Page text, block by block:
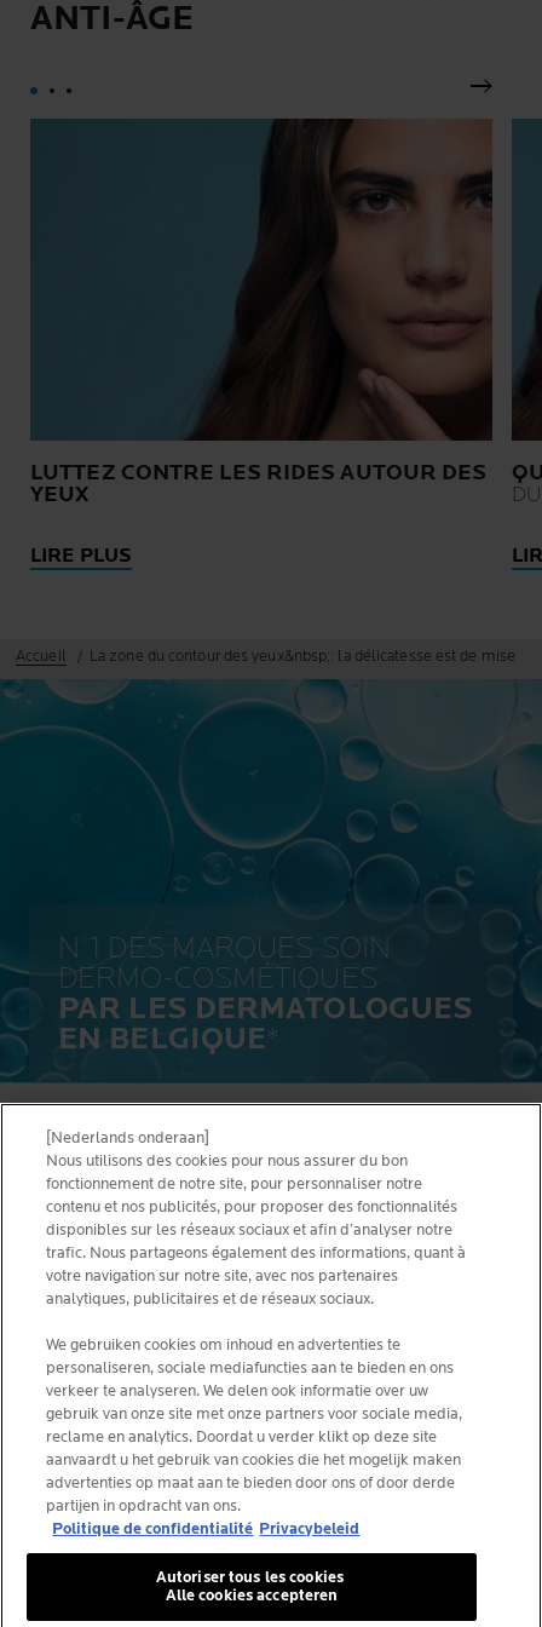
traitements contre le cancer.
ANTI-ÂGE
LUTTEZ CONTRE LES RIDES AUTOUR DES
YEUX
LIRE PLUS
Accueil La zone du contour des yeux&nbsp;: la délicatesse est de mise
N°1 DES MARQUES SOIN
DERMO-COSMÉTIQUES
PAR LES DERMATOLOGUES
EN BELGIQUE*
CONDITIONS D’UTILISATION
NOUS CONTACTER
PRIVACY POLICY
SITEMAP
COOKIES POLICY
NEWSLETTER
FOUNDATION LA ROCHE-POSAY
CHOISIS TON PAYS
La Roche-Posay Laboratoire Dermatologique CAI
86270 La Roche-Posay France
consumercareNL@loreal.com
*IQVIA NPA, dermo-cosmétiques, canal pharmacie
Belgique, volume de produits prescrits par les
dermatologues. YTD 08/2025, Belgique
[Nederlands onderaan]
Nous utilisons des cookies pour nous assurer du bon
fonctionnement de notre site, pour personnaliser notre
contenu et nos publicités, pour proposer des fonctionnalités
disponibles sur les réseaux sociaux et afin d’analyser notre
trafic. Nous partageons également des informations, quant à
votre navigation sur notre site, avec nos partenaires
analytiques, publicitaires et de réseaux sociaux.
We gebruiken cookies om inhoud en advertenties te
personaliseren, sociale mediafuncties aan te bieden en ons
verkeer te analyseren. We delen ook informatie over uw
gebruik van onze site met onze partners voor sociale media,
reclame en analytics. Doordat u verder klikt op deze site
aanvaardt u het gebruik van cookies die het mogelijk maken
advertenties op maat aan te bieden door ons of door derde
partijen in opdracht van ons.
Politique de confidentialité Privacybeleid
Autoriser tous les cookies
Alle cookies accepteren